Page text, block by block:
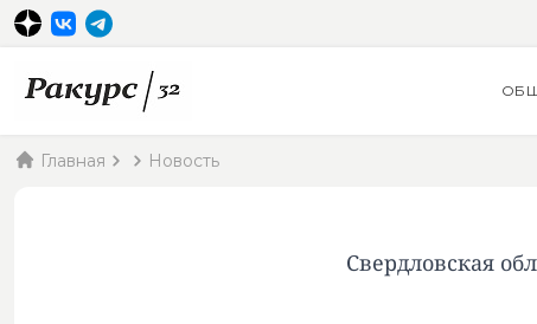
Главная Новость
Свердловская